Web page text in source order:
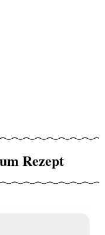
Rezept